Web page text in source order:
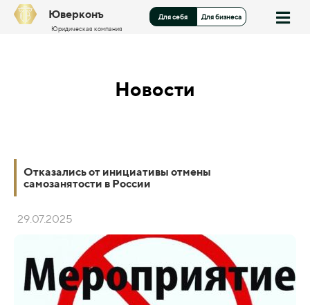
Юверконъ
Юридическая компания
Для себя Для бизнеса
Новости
Отказались от инициативы отмены
самозанятости в России
29.07.2025